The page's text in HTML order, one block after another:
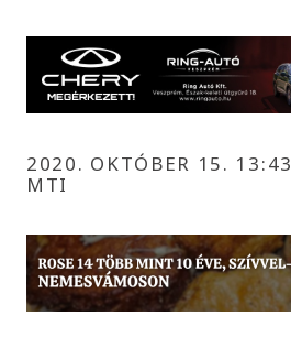
2020. OKTÓBER 15. 13:43
MTI